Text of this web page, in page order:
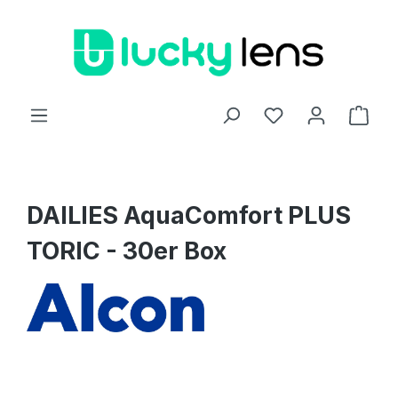
DAILIES AquaComfort PLUS
TORIC - 30er Box